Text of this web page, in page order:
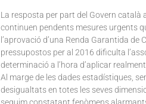
La resposta per part del Govern
continuen pendents mesures urgents
l’aprovació d’una Renda Garantida
pressupostos per al 2016 dificulta
determinació a l’hora d’aplicar
Al marge de les dades estadístiques,
desigualtats en totes les seves